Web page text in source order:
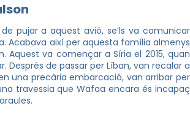
pujar a aquest avió, se’ls va comunicar
Acabava així per aquesta família almenys
Aquest va començar a Síria el 2015, quan
Després de passar per Líban, van recalar a
en una precària embarcació, van arribar per
travessia queWafaa encara és incapaç